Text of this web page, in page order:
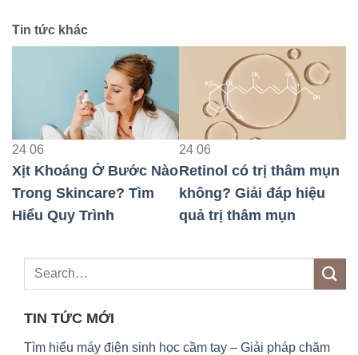
Tin tức khác
24 06
Xịt Khoáng Ở Bước Nào
Trong Skincare? Tìm
Hiểu Quy Trình
24 06
Retinol có trị thâm mụn
không? Giải đáp hiệu
quả trị thâm mụn
TIN TỨC MỚI
Tìm hiểu máy điện sinh học cầm tay – Giải pháp chăm